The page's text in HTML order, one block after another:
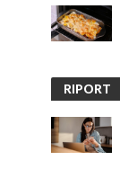
RIPORT